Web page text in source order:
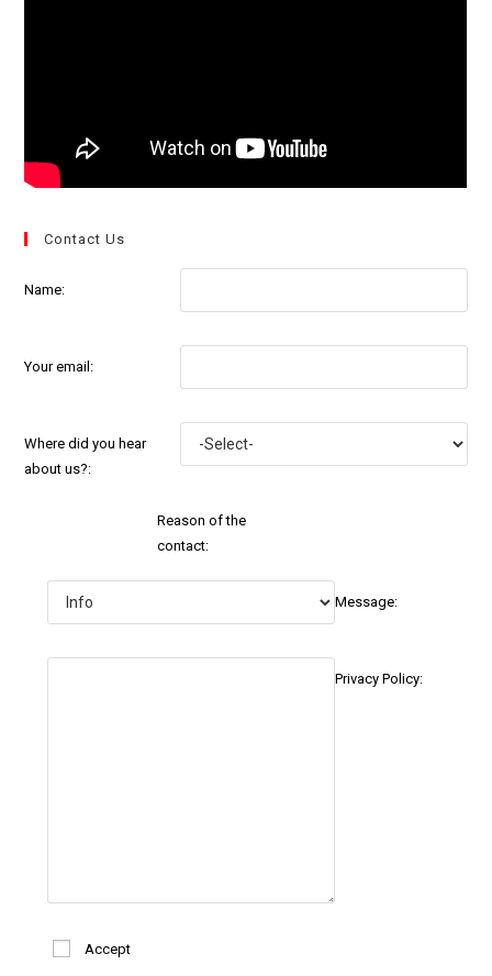
Contact Us
Name:
Your email:
Where did you hear
about us?:
Reason of the
contact:
Message:
Privacy Policy:
Accept